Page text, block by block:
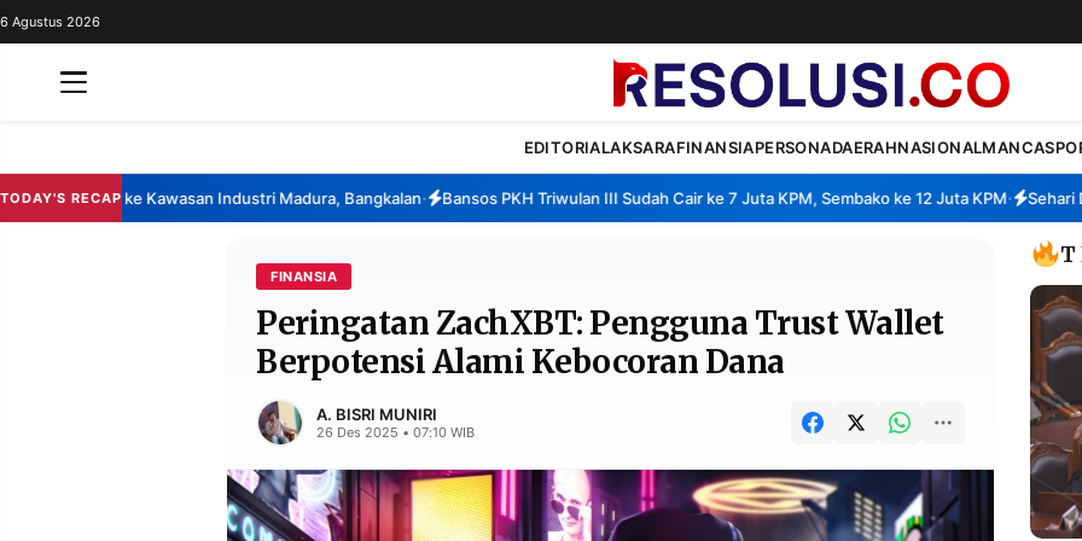
REDAKSI
6 Agustus 2026
EDITORIALAKSARAFINANSIAPERSONADAERAHNASIONALMANCA
TODAY'S RECAP
Direlokasi ke Kawasan Industri Madura, Bangkalan• Bansos PKH Triwulan III Sudah Cair ke 7 Juta KPM, Sembako ke 12 Juta KPM• Sehari
FINANSIA
Peringatan ZachXBT: Pengguna Trust Wallet
Berpotensi Alami Kebocoran Dana
A. BISRI MUNIRI
26 Des 2025 • 07:10 WIB